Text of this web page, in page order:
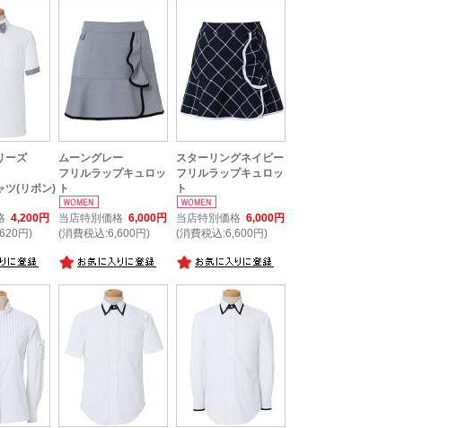
ーズ
ツ(リボン)
4,200円
円)
ムーングレー
フリルラップキュロッ
ト
当店特別価格 6,000円
(消費税込:6,600円)
スターリングネイビー
フリルラップキュロッ
ト
当店特別価格 6,000円
(消費税込:6,600円)